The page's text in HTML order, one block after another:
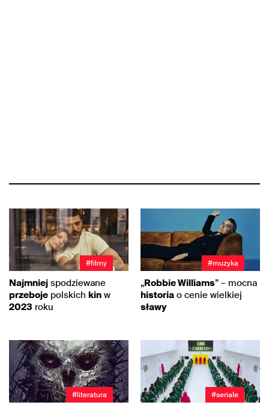
#filmy
Najmniej spodziewane
przeboje polskich kin w
2023 roku
#muzyka
„Robbie Williams” – mocna
historia o cenie wielkiej
sławy
#literatura #seriale